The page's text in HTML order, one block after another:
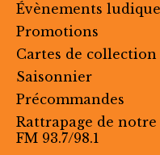
Évènements
Promotions
Cartes de collection
Saisonnier
Précommandes
Rattrapage de
FM 93.7/98.1